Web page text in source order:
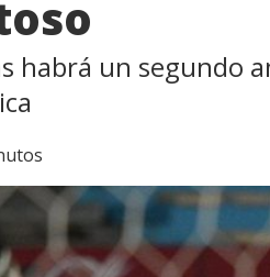
habrá un segundo